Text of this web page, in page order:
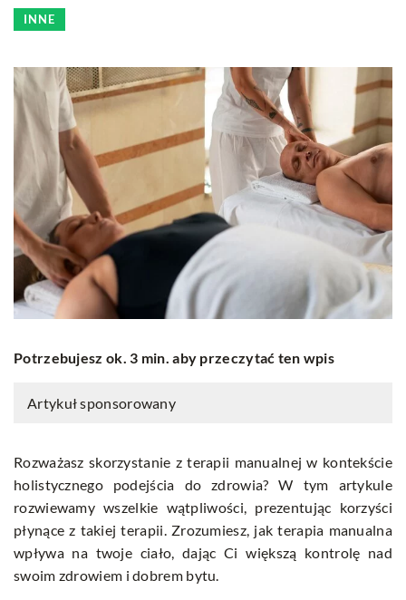
INNE
Potrzebujesz ok. 3 min. aby przeczytać ten wpis
Artykuł sponsorowany
Rozważasz skorzystanie z terapii manualnej w kontekście
holistycznego podejścia do zdrowia? W tym artykule
rozwiewamy wszelkie wątpliwości, prezentując korzyści
płynące z takiej terapii. Zrozumiesz, jak terapia manualna
wpływa na twoje ciało, dając Ci większą kontrolę nad
swoim zdrowiem i dobrem bytu.